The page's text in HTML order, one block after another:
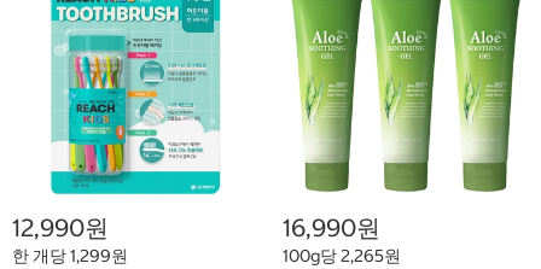
12,990원
한 개당 1,299원
16,990원
100g당 2,265원